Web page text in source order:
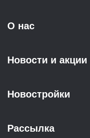
О нас
Новости и акции
Новостройки
Рассылка